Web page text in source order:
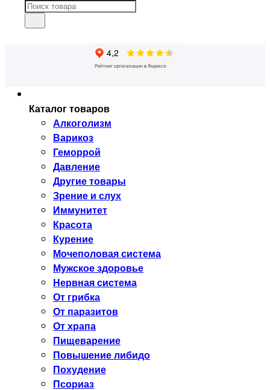
Каталог товаров
Алкоголизм
Варикоз
Геморрой
Давление
Другие товары
Зрение и слух
Иммунитет
Красота
Курение
Мочеполовая система
Мужское здоровье
Нервная система
От грибка
От паразитов
От храпа
Пищеварение
Повышение либидо
Похудение
Псориаз